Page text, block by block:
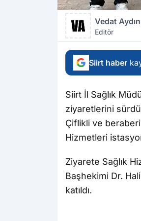
Vedat Aydın
Editör
Siirt haber
Siirt İl Sağlık
ziyaretlerini
Çiflikli ve
Hizmetleri
Ziyarete Sağlık
Başhekimi Dr.
katıldı.